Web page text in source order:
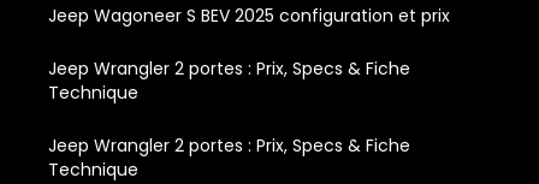
Jeep Wagoneer S BEV 2025 configuration et prix
Jeep Wrangler 2 portes : Prix, Specs & Fiche
Technique
Jeep Wrangler 2 portes : Prix, Specs & Fiche
Technique